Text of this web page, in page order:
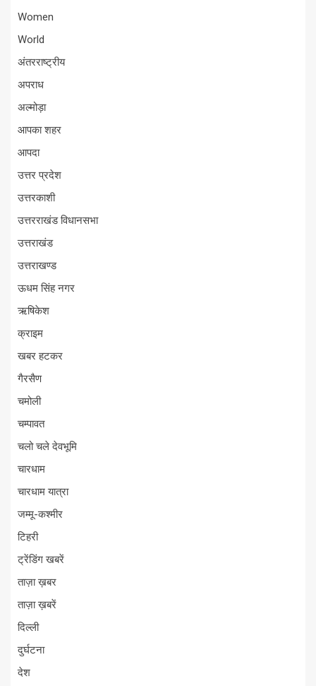
Women
World
अंतरराष्ट्रीय
अपराध
अल्मोड़ा
आपका शहर
आपदा
उत्तर प्रदेश
उत्तरकाशी
उत्तरराखंड विधानसभा
उत्तराखंड
उत्तराखण्ड
ऊधम सिंह नगर
ऋषिकेश
क्राइम
खबर हटकर
गैरसैण
चमोली
चम्पावत
चलो चले देवभूमि
चारधाम
चारधाम यात्रा
जम्मू-कश्मीर
टिहरी
ट्रेंडिंग खबरें
ताज़ा ख़बर
ताज़ा ख़बरें
दिल्ली
दुर्घटना
देश